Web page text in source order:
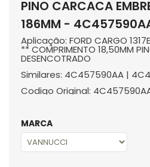
PINO CARCACA
186MM -
Aplicação: FORD CARGO 1317E
** COMPRIMENTO 18,50MM
DESENCOTRADO
Similares: 4C457590AA |
Codigo Original:
MARCA